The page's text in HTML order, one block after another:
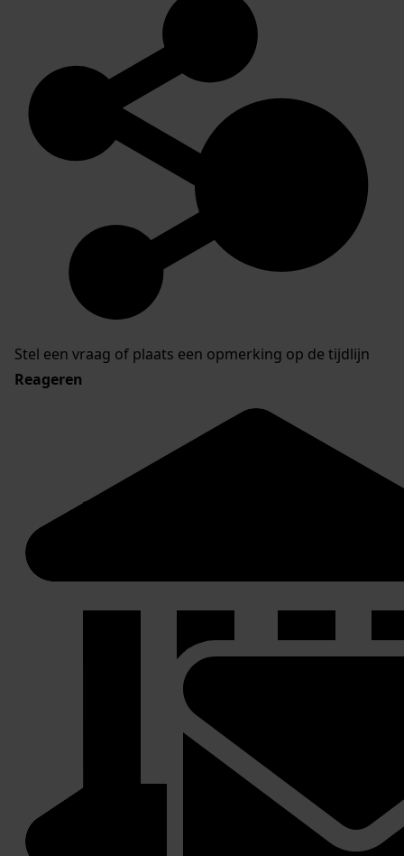
Stel een vraag of plaats een opmerking op de tijdlijn
Reageren